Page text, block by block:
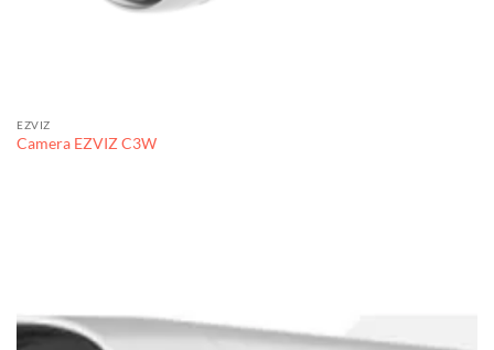
EZVIZ
Camera EZVIZ C3W